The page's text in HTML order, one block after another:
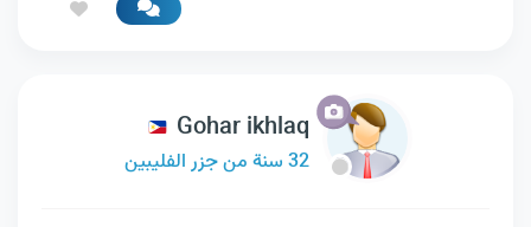
Gohar ikhlaq
32 سنة من جزر الفليبين